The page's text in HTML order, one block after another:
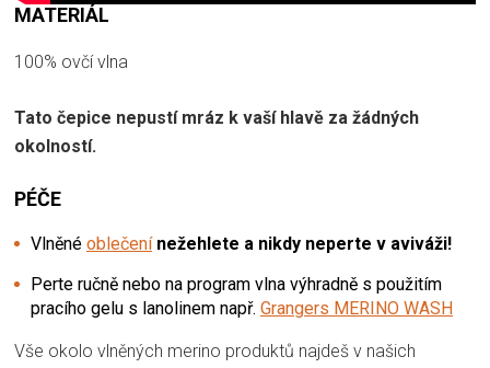
MATERIÁL
100% ovčí vlna
Tato čepice nepustí mráz k vaší hlavě za žádných
okolností.
PÉČE
Vlněné oblečení nežehlete a nikdy neperte v aviváži!
Perte ručně nebo na program vlna výhradně s použitím
pracího gelu s lanolinem např. Grangers MERINO WASH
Vše okolo vlněných merino produktů najdeš v našich